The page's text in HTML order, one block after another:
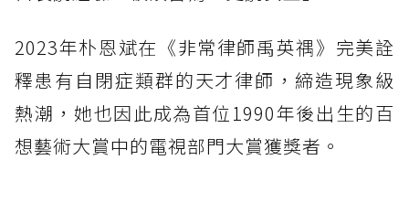
2023年朴恩斌在《非常律師禹英禑》完美詮
釋患有自閉症類群的天才律師，締造現象級
熱潮，她也因此成為首位1990年後出生的百
想藝術大賞中的電視部門大賞獲獎者。